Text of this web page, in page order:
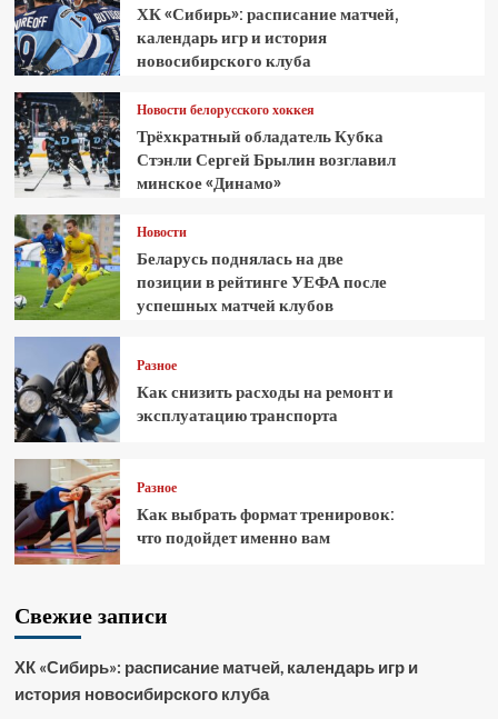
ХК «Сибирь»: расписание матчей,
календарь игр и история
новосибирского клуба
Новости белорусского хоккея
Трёхкратный обладатель Кубка
Стэнли Сергей Брылин возглавил
минское «Динамо»
Новости
Беларусь поднялась на две
позиции в рейтинге УЕФА после
успешных матчей клубов
Разное
Как снизить расходы на ремонт и
эксплуатацию транспорта
Разное
Как выбрать формат тренировок:
что подойдет именно вам
Свежие записи
ХК «Сибирь»: расписание матчей, календарь игр и
история новосибирского клуба